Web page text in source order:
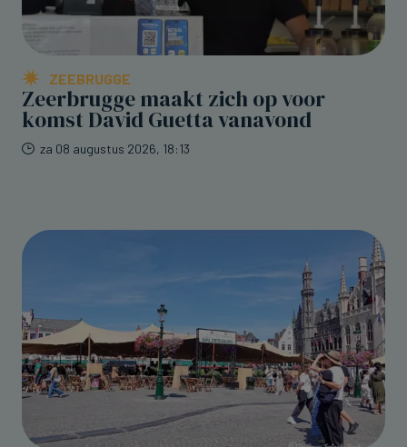
ZEEBRUGGE
Zeerbrugge maakt zich op voor
komst David Guetta vanavond
za 08 augustus 2026, 18:13